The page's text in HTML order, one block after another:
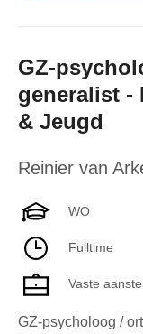
GZ-
generalist -
& Jeugd
Reinier van
WO
Fulltime
Vaste
GZ-psycholoog /